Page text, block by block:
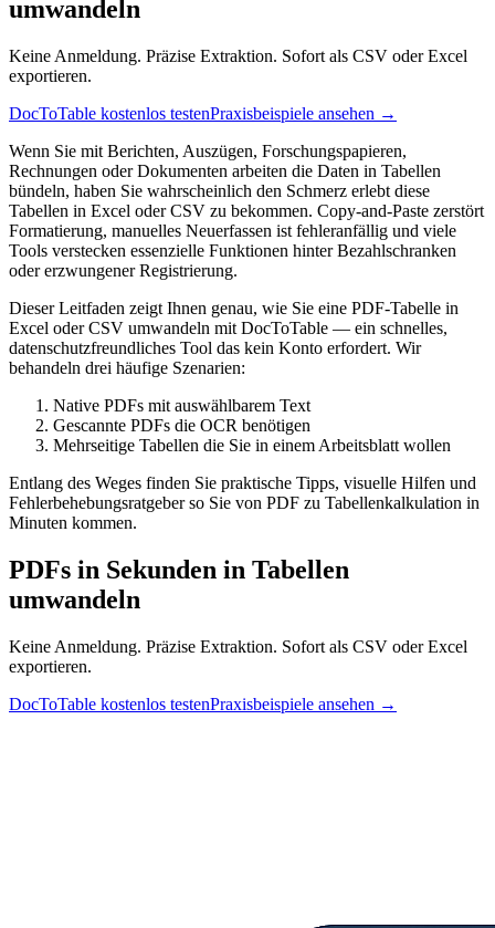
umwandeln
Keine Anmeldung. Präzise Extraktion. Sofort als CSV oder Excel
exportieren.
DocToTable kostenlos testenPraxisbeispiele ansehen →
Wenn Sie mit Berichten, Auszügen, Forschungspapieren,
Rechnungen oder Dokumenten arbeiten die Daten in Tabellen
bündeln, haben Sie wahrscheinlich den Schmerz erlebt diese
Tabellen in Excel oder CSV zu bekommen. Copy-and-Paste zerstört
Formatierung, manuelles Neuerfassen ist fehleranfällig und viele
Tools verstecken essenzielle Funktionen hinter Bezahlschranken
oder erzwungener Registrierung.
Dieser Leitfaden zeigt Ihnen genau, wie Sie eine PDF-Tabelle in
Excel oder CSV umwandeln mit DocToTable — ein schnelles,
datenschutzfreundliches Tool das kein Konto erfordert. Wir
behandeln drei häufige Szenarien:
Native PDFs mit auswählbarem Text
Gescannte PDFs die OCR benötigen
Mehrseitige Tabellen die Sie in einem Arbeitsblatt wollen
Entlang des Weges finden Sie praktische Tipps, visuelle Hilfen und
Fehlerbehebungsratgeber so Sie von PDF zu Tabellenkalkulation in
Minuten kommen.
PDFs in Sekunden in Tabellen
umwandeln
Keine Anmeldung. Präzise Extraktion. Sofort als CSV oder Excel
exportieren.
DocToTable kostenlos testenPraxisbeispiele ansehen →